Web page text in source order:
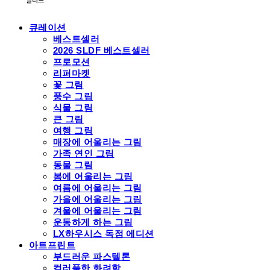
큐레이션
베스트셀러
2026 SLDF 베스트셀러
프로모션
리퍼마켓
꽃 그림
풍수 그림
식물 그림
큰 그림
여행 그림
매장에 어울리는 그림
가족 연인 그림
동물 그림
봄에 어울리는 그림
여름에 어울리는 그림
가을에 어울리는 그림
겨울에 어울리는 그림
운동하게 하는 그림
LX하우시스 독점 에디션
아트프린트
부드러운 파스텔톤
컬러풀한 화려함